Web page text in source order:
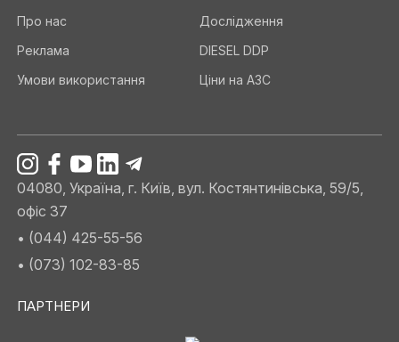
Про нас
Реклама
Умови використання
Дослідження
DIESEL DDP
Ціни на АЗС
04080, Україна, г. Київ, вул. Костянтинівська, 59/5,
офіс 37
• (044) 425-55-56
• (073) 102-83-85
ПАРТНЕРИ